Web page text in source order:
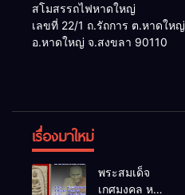
สโมสรรถไฟหาดใหญ่
เลขที่ 22/1 ถ.รัถการ ต.หาดใหญ่
อ.หาดใหญ่ จ.สงขลา 90110
เรื่องมาใหม่
พระสมเด็จ
เกศมงคล หล